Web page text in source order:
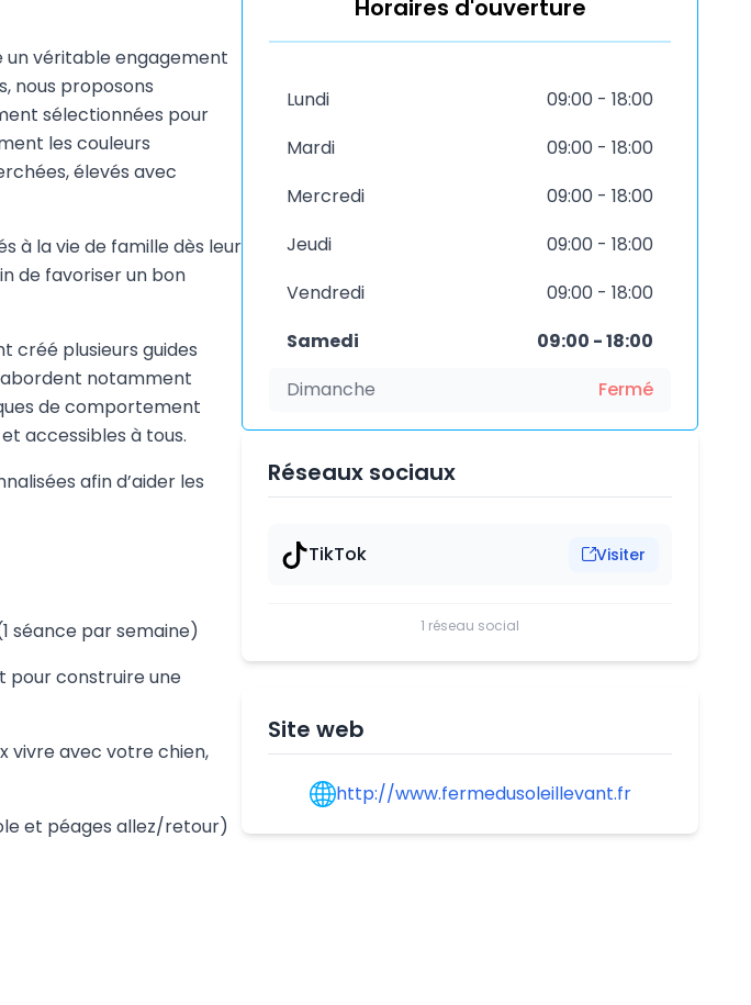
un véritable engagement
nous proposons
sélectionnées pour
les couleurs
élevés avec
à la vie de famille dès leur
de favoriser un bon
créé plusieurs guides
abordent notamment
de comportement
accessibles à tous.
afin d’aider les
séance par semaine)
pour construire une
vivre avec votre chien,
et péages allez/retour)
Horaires d'ouverture
Lundi
09:00 - 18:00
Mardi
09:00 - 18:00
Mercredi
09:00 - 18:00
Jeudi
09:00 - 18:00
Vendredi
09:00 - 18:00
Samedi
09:00 - 18:00
Dimanche
Fermé
Réseaux sociaux
TikTok Visiter
1 réseau social
Site web
http://www.fermedusoleillevant.fr